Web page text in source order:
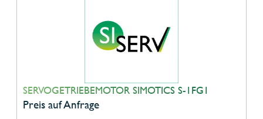
SERVOGETRIEBEMOTOR SIMOTICS S-1FG1
Preis auf Anfrage